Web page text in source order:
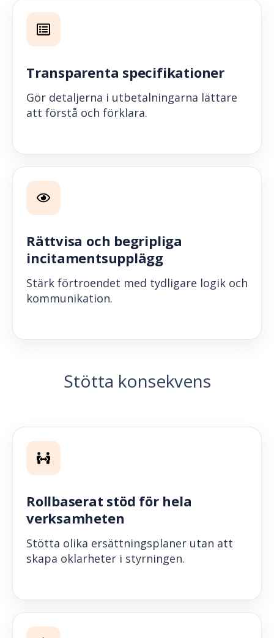
Transparenta specifikationer
Gör detaljerna i utbetalningarna lättare
att förstå och förklara.
Rättvisa och begripliga
incitamentsupplägg
Stärk förtroendet med tydligare logik och
kommunikation.
Stötta konsekvens
Rollbaserat stöd för hela
verksamheten
Stötta olika ersättningsplaner utan att
skapa oklarheter i styrningen.